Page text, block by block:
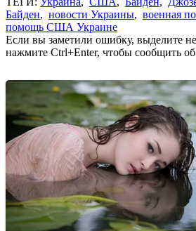
Байден, новости Украины, военная
помощь США Украине
Если вы заметили ошибку, выделите
нажмите Ctrl+Enter, чтобы сообщить